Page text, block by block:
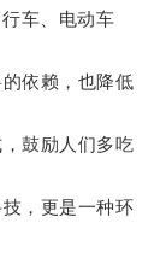
车、电动车
依赖，也降低
鼓励人们多吃
，更是一种环